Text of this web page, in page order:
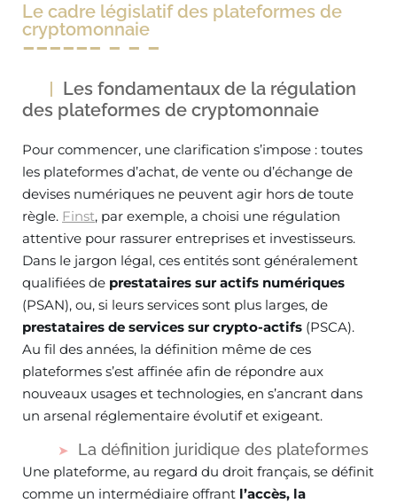
Le cadre législatif des plateformes de
cryptomonnaie
Les fondamentaux de la régulation
des plateformes de cryptomonnaie
Pour commencer, une clarification s’impose : toutes
les plateformes d’achat, de vente ou d’échange de
devises numériques ne peuvent agir hors de toute
règle. Finst, par exemple, a choisi une régulation
attentive pour rassurer entreprises et investisseurs.
Dans le jargon légal, ces entités sont généralement
qualifiées de prestataires sur actifs numériques
(PSAN), ou, si leurs services sont plus larges, de
prestataires de services sur crypto-actifs (PSCA).
Au fil des années, la définition même de ces
plateformes s’est affinée afin de répondre aux
nouveaux usages et technologies, en s’ancrant dans
un arsenal réglementaire évolutif et exigeant.
La définition juridique des plateformes
Une plateforme, au regard du droit français, se définit
comme un intermédiaire offrant l’accès, la